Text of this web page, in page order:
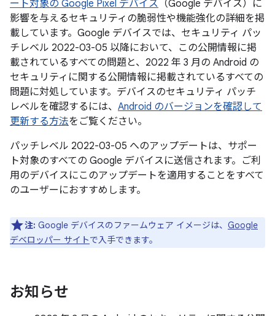
ート対象の Google Pixel デバイス （Google デバイス）に
影響を与えるセキュリティの脆弱性や機能強化の詳細を掲
載しています。Google デバイスでは、セキュリティ パッ
チレベル 2022-03-05 以降において、この公開情報に掲
載されているすべての問題と、2022 年 3 月の Android の
セキュリティに関する公開情報に掲載されているすべての
問題に対処しています。デバイスのセキュリティ パッチ
レベルを確認するには、 Android のバージョンを確認して
更新する方法をご覧ください。
パッチレベル 2022-03-05 へのアップデートは、サポー
ト対象のすべての Google デバイスに送信されます。ご利
用のデバイスにこのアップデートを適用することをすべて
のユーザーにおすすめします。
注: Google デバイスのファームウェア イメージは、 Google
デベロッパー サイトで入手できます。
お知らせ